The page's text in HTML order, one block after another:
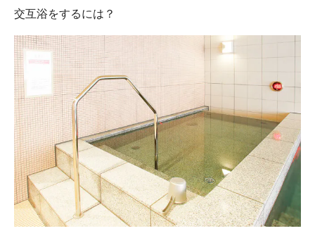
交互浴をするには？